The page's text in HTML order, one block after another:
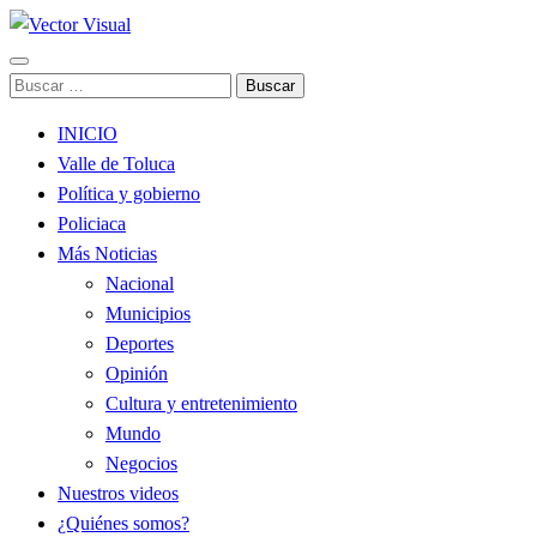
Vector Visual
Noticias y Producción Audiovisual
Buscar:
INICIO
Valle de Toluca
Política y gobierno
Policiaca
Más Noticias
Nacional
Municipios
Deportes
Opinión
Cultura y entretenimiento
Mundo
Negocios
Nuestros videos
¿Quiénes somos?